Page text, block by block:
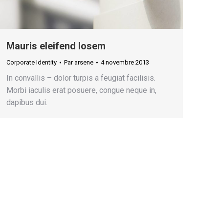
Mauris eleifend losem
Corporate Identity Pararsene 4 novembre 2013
In convallis – dolor turpis a feugiat facilisis.
Morbi iaculis erat posuere, congue neque in,
dapibus dui.